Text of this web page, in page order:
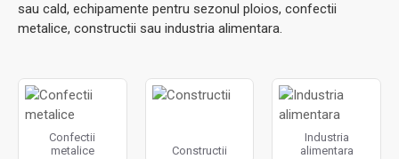
sau cald, echipamente pentru sezonul ploios, confectii
metalice, constructii sau industria alimentara.
Confectii
metalice
Constructii
Industria
alimentara